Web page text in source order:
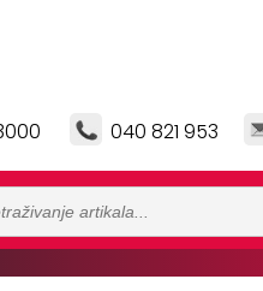
040 821 953